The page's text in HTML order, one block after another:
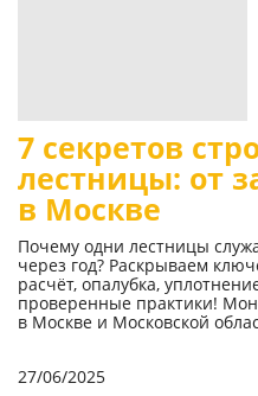
7 секретов
лестницы: от
в Москве
Почему одни лестницы
через год? Раскрываем
расчёт, опалубка,
проверенные практики!
в Москве и Московской
27/06/2025